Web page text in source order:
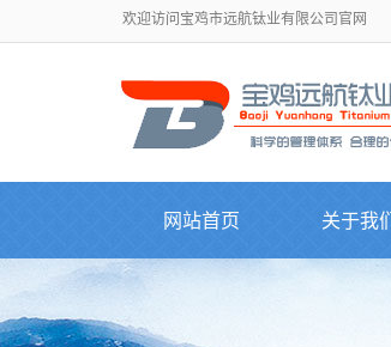
欢迎访问宝鸡市远航钛业有限公司官网
网站首页 关于我们